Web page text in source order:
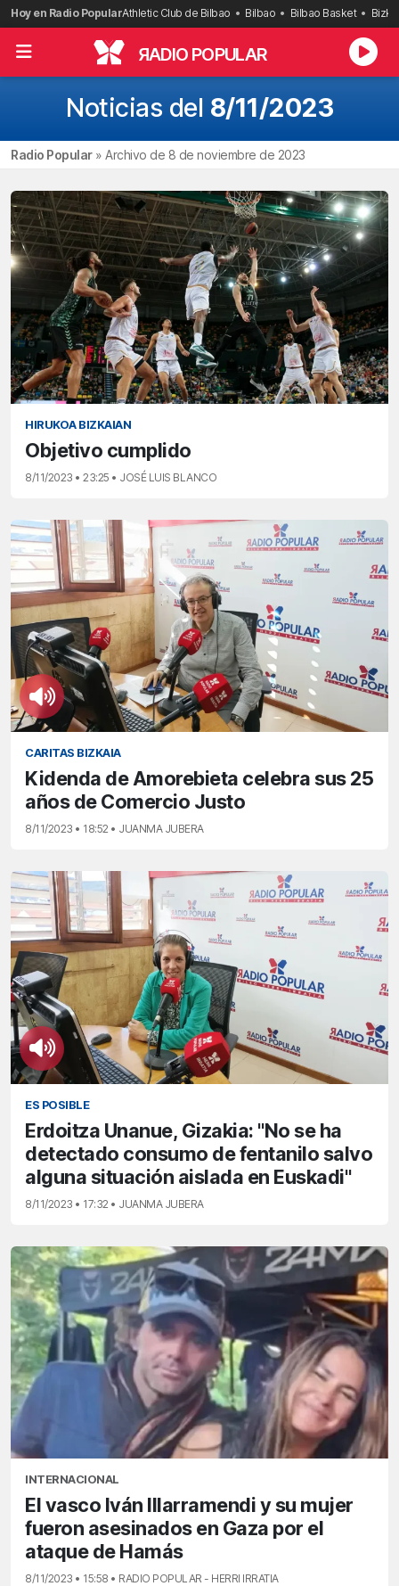
Saltar
al
contenido
Hoy en Radio PopularAthletic Club de Bilbao Bilbao Bilbao Basket
RADIO POPULAR
Noticias del 8/11/2023
Radio Popular» Archivo de 8 de noviembre de 2023
HIRUKOA BIZKAIAN
Objetivo cumplido
8/11/2023 • 23:25 • JOSÉ LUIS BLANCO
CARITAS BIZKAIA
Kidenda de Amorebieta celebra sus 25
años de Comercio Justo
8/11/2023 • 18:52 • JUANMA JUBERA
ES POSIBLE
Erdoitza Unanue, Gizakia: "No se ha
detectado consumo de fentanilo salvo
alguna situación aislada en Euskadi"
8/11/2023 • 17:32 • JUANMA JUBERA
INTERNACIONAL
El vasco Iván Illarramendi y su mujer
fueron asesinados en Gaza por el
ataque de Hamás
8/11/2023 • 15:58 • RADIO POPULAR - HERRI IRRATIA